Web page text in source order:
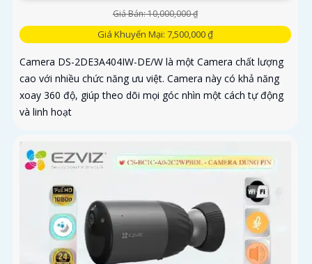
Giá Bán: 10,000,000 ₫
Giá Khuyến Mại: 7,500,000 ₫
Camera DS-2DE3A404IW-DE/W là một Camera chất lượng
cao với nhiều chức năng ưu việt. Camera này có khả năng
xoay 360 độ, giúp theo dõi mọi góc nhìn một cách tự động
và linh hoạt